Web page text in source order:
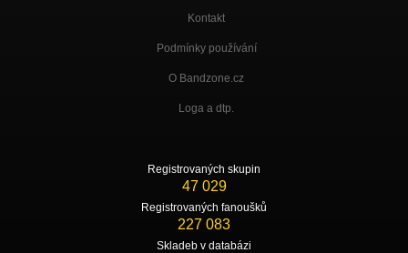
Kontakt
Podmínky používání
O Bandzone.cz
Loga a dtp.
Registrovaných skupin
47 029
Registrovaných fanoušků
227 083
Skladeb v databázi